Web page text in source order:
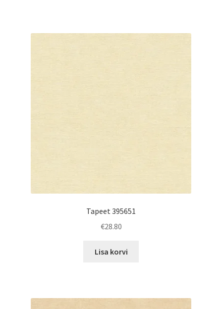
Tapeet 395651
€28.80
Lisa korvi